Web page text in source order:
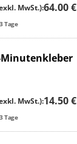
MwSt.):64.00 €
3Tage
Minutenkleber
MwSt.):14.50 €
3Tage